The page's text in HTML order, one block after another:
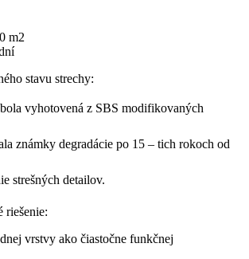
m2
stavu strechy:
vyhotovená z SBS modifikovaných
známky degradácie po 15 – tich rokoch od
strešných detailov.
riešenie:
vrstvy ako čiastočne funkčnej